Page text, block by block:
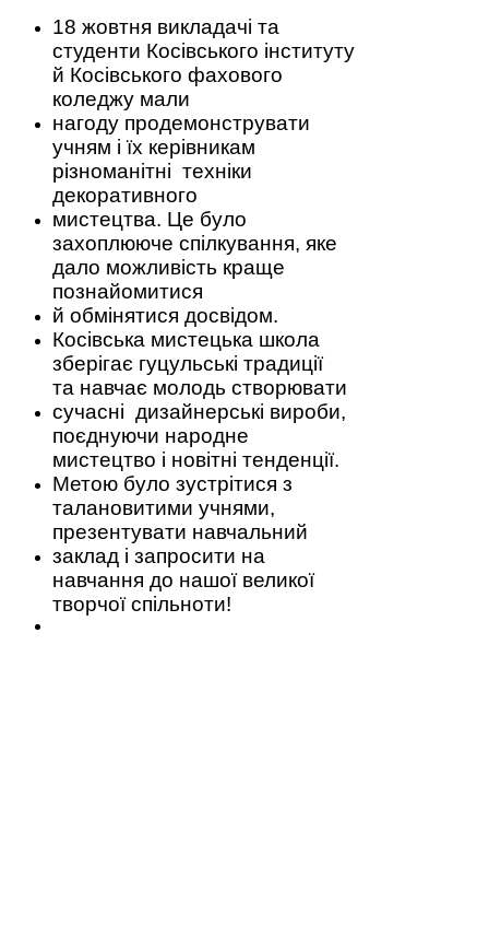
18 жовтня викладачі та
студенти Косівського інституту
й Косівського фахового
коледжу мали
нагоду продемонструвати
учням і їх керівникам
різноманітні техніки
декоративного
мистецтва. Це було
захоплююче спілкування, яке
дало можливість краще
познайомитися
й обмінятися досвідом.
Косівська мистецька школа
зберігає гуцульські традиції
та навчає молодь створювати
сучасні дизайнерські вироби,
поєднуючи народне
мистецтво і новітні тенденції.
Метою було зустрітися з
талановитими учнями,
презентувати навчальний
заклад і запросити на
навчання до нашої великої
творчої спільноти!